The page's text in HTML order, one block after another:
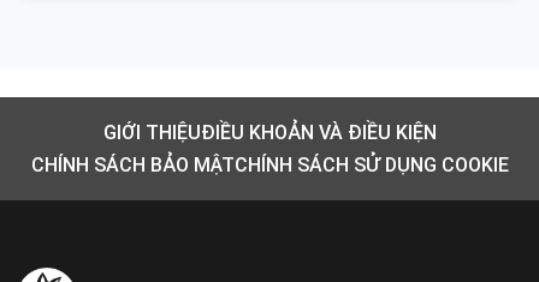
GIỚI THIỆUĐIỀU KHOẢN VÀ ĐIỀU KIỆN
CHÍNH SÁCH BẢO MẬTCHÍNH SÁCH SỬ DỤNG COOKIE